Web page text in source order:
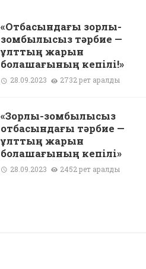
«Отбасындағы зорлық-
зомбылықсыз тәрбие —
ұлттың жарқын
болашағының кепілі!»
28.09.2023 2732 рет қаралды
«Зорлық-зомбылықсыз
отбасындағы тәрбие —
ұлттың жарқын
болашағының кепілі»
28.09.2023 2452 рет қаралды